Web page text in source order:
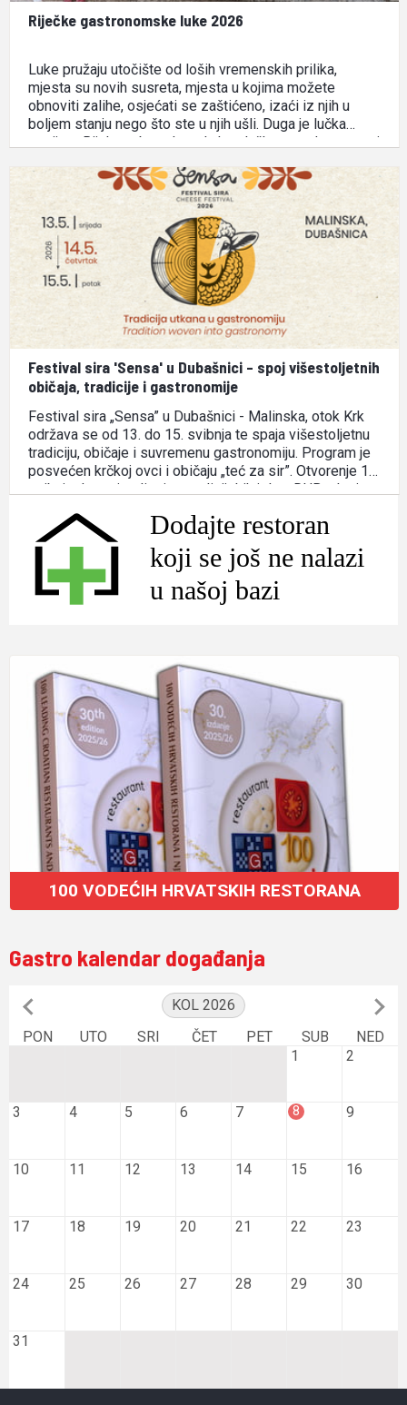
Riječke gastronomske luke 2026
Luke pružaju utočište od loših vremenskih prilika,
mjesta su novih susreta, mjesta u kojima možete
obnoviti zalihe, osjećati se zaštićeno, izaći iz njih u
boljem stanju nego što ste u njih ušli. Duga je lučka
povijest Rijeke, a brend grada kao lučkog grada, prenosi
Festival sira 'Sensa' u Dubašnici - spoj višestoljetnih
običaja, tradicije i gastronomije
Festival sira „Sensa” u Dubašnici - Malinska, otok Krk
održava se od 13. do 15. svibnja te spaja višestoljetnu
tradiciju, običaje i suvremenu gastronomiju. Program je
posvećen krčkoj ovci i običaju „teć za sir”. Otvorenje 13.
svibnja donosi radionice tradicijskih jela u DUBoaku i
100 VODEĆIH HRVATSKIH RESTORANA
Gastro kalendar događanja
KOL 2026
PON
UTO SRI ČET PET SUB
NED
1
2
3 4 5 6 7 8 9
10 11 12 13 14 15 16
17 18 19 20 21 22 23
24 25 26 27 28 29 30
31